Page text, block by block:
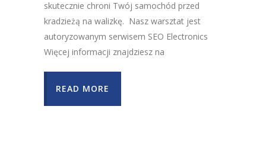
skutecznie chroni Twój samochód przed
kradzieżą na walizkę. Nasz warsztat jest
autoryzowanym serwisem SEO Electronics
Więcej informacji znajdziesz na
READ MORE